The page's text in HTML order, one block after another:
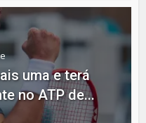
uma e terá
no ATP de...